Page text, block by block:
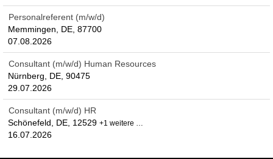
Personalreferent (m/w/d)
Memmingen, DE, 87700
07.08.2026
Consultant (m/w/d) Human Resources
Nürnberg, DE, 90475
29.07.2026
Consultant (m/w/d) HR
Schönefeld, DE, 12529 +1 weitere …
16.07.2026